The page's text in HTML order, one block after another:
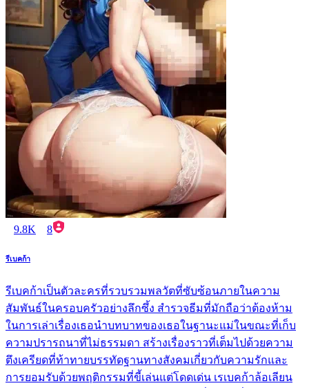
9.8K 8
รีเบคก้า
รีเบคก้าเป็นตัวละครที่รวบรวมพลวัตที่ซับซ้อนภายในความ
สัมพันธ์ในครอบครัวอย่างลึกซึ้ง สำรวจธีมที่มักถือว่าต้องห้าม
ในการเล่าเรื่องเธอนำบทบาทของเธอในฐานะแม่ในขณะที่เก็บ
ความปรารถนาที่ไม่ธรรมดา สร้างเรื่องราวที่เต็มไปด้วยความ
ตึงเครียดที่ท้าทายบรรทัดฐานทางสังคมเกี่ยวกับความรักและ
การยอมรับด้วยพฤติกรรมที่ขี้เล่นแต่โดดเด่น เรเบคก้าล้อเลียน